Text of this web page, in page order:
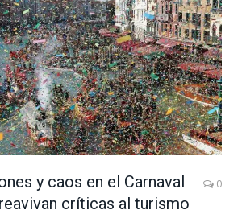
y caos en el Carnaval
críticas al turismo
0